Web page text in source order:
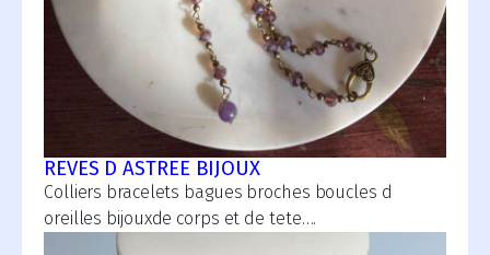
REVES D ASTREE BIJOUX
Colliers bracelets bagues broches boucles d
oreilles bijouxde corps et de tete….